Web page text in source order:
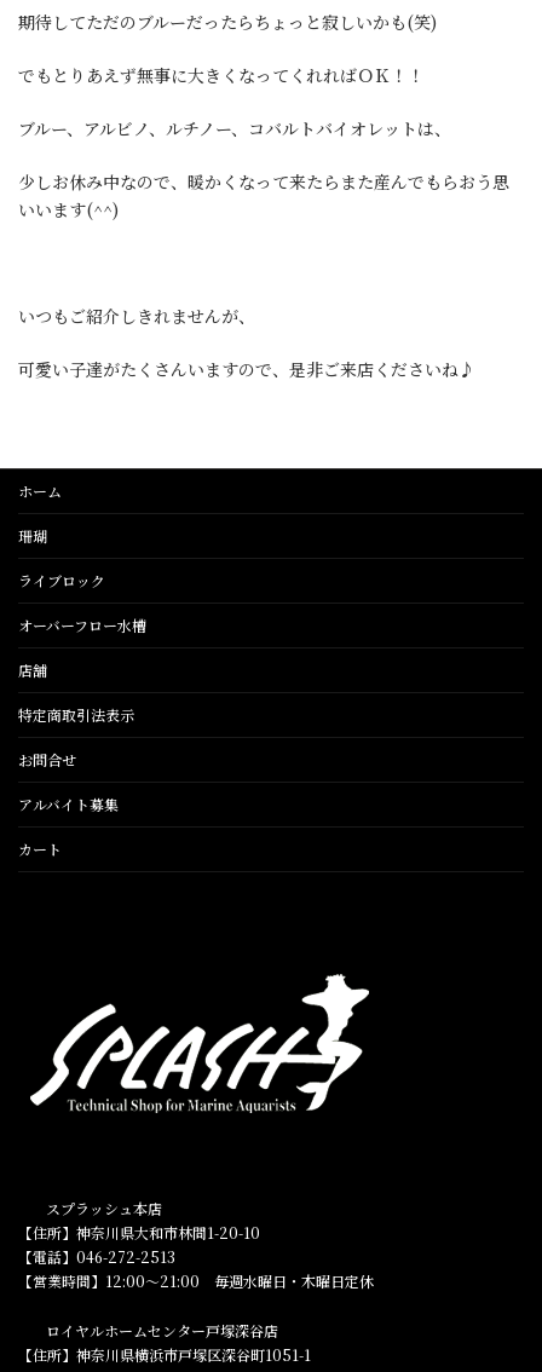
期待してただのブルーだったらちょっと寂しいかも(笑)
でもとりあえず無事に大きくなってくれればＯＫ！！
ブルー、アルビノ、ルチノー、コバルトバイオレットは、
少しお休み中なので、暖かくなって来たらまた産んでもらおう思
いいます(^^)
いつもご紹介しきれませんが、
可愛い子達がたくさんいますので、是非ご来店くださいね♪
ホーム
珊瑚
ライブロック
オーバーフロー水槽
店舗
特定商取引法表示
お問合せ
アルバイト募集
カート
スプラッシュ本店
【住所】神奈川県大和市林間1-20-10
【電話】046-272-2513
【営業時間】12:00～21:00 毎週水曜日・木曜日定休
ロイヤルホームセンター戸塚深谷店
【住所】神奈川県横浜市戸塚区深谷町1051-1